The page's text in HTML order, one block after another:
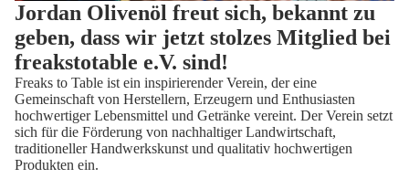
Jordan Olivenöl freut sich, bekannt zu
geben, dass wir jetzt stolzes Mitglied bei
freakstotable e.V. sind!
Freaks to Table ist ein inspirierender Verein, der eine
Gemeinschaft von Herstellern, Erzeugern und Enthusiasten
hochwertiger Lebensmittel und Getränke vereint. Der Verein setzt
sich für die Förderung von nachhaltiger Landwirtschaft,
traditioneller Handwerkskunst und qualitativ hochwertigen
Produkten ein.